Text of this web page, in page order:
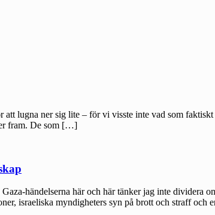
lugna ner sig lite – för vi visste inte vad som
fram. De som […]
händelserna här och här tänker jag inte dividera
israeliska myndigheters syn på brott och straff